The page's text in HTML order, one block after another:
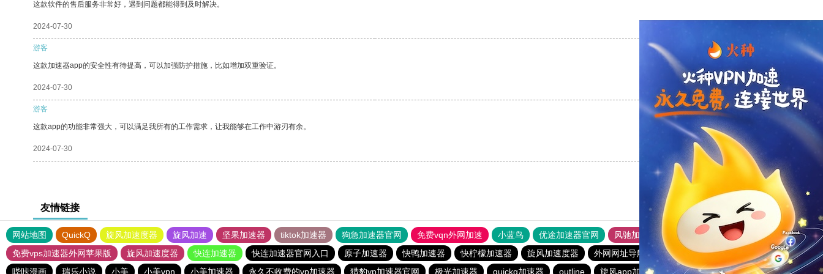
这款软件的售后服务非常好，遇到问题都能得到及时解决。
2024-07-30
游客
这款加速器app的安全性有待提高，可以加强防护措施，比如增加双重验证。
2024-07-30 支持 [0] 反对 [0]
游客
这款app的功能非常强大，可以满足我所有的工作需求，让我能够在工作中游刃有余。
2024-07-30 支持
友情链接
网站地图 QuickQ 旋风加速度器 旋风加速 坚果加速器 tiktok加速器 狗急加速器官网 免费vqn外网加速 小蓝鸟 优途加速器官网 风驰加速器
旋风加速器
免费vps加速器外网苹果版
旋风加速度器 快连加速器 快连加速器官网入口 原子加速器 快鸭加速器 快柠檬加速器 旋风加速度器 外网网址导航 软件中心 雷霆加速
狂飙加速器
哔咔漫画
瑞乐小说 小美 小美vpn 小美加速器 永久不收费的vp加速器 猎豹vp加速器官网 极光加速器 quickq加速器 outline 旋风app加速器官网下载 快联加速器